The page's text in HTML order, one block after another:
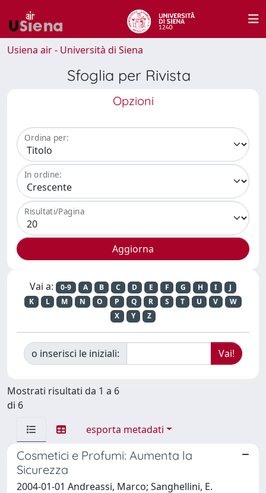
Usiena air - Università di Siena
Sfoglia per Rivista
Opzioni
Ordina per:
In ordine:
Risultati/Pagina
Vai a: 0-9 A B C D E F G H I
J
K
L M N O P Q R S T U V
W
X
Y Z
o inserisci le iniziali:
Mostrati risultati da 1 a 6
di 6
esporta metadati
Cosmetici e Profumi: Aumenta la
Sicurezza
2004-01-01 Andreassi, Marco; Sanghellini, E.